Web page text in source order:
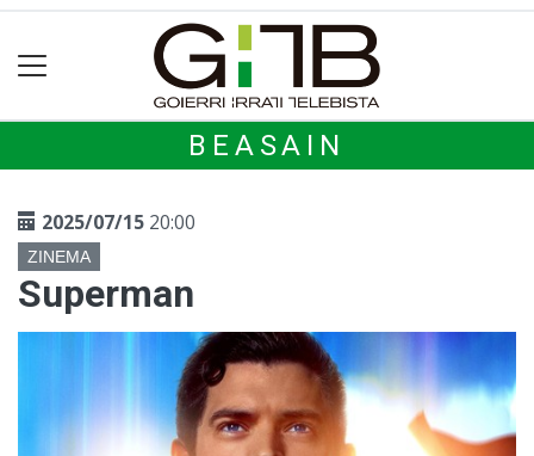
BEASAIN
2025/07/15 20:00
ZINEMA
Superman